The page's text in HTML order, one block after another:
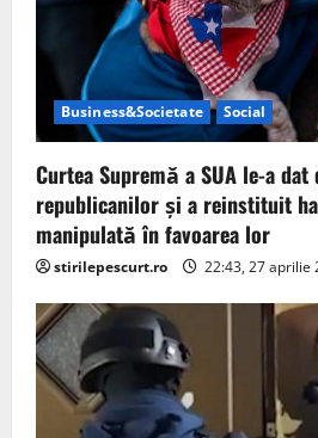
Business&Societate Social
Curtea Supremă a SUA le-a dat
republicanilor și a reinstituit
manipulată în favoarea lor
stirilepescurt.ro 22:43, 27 aprilie